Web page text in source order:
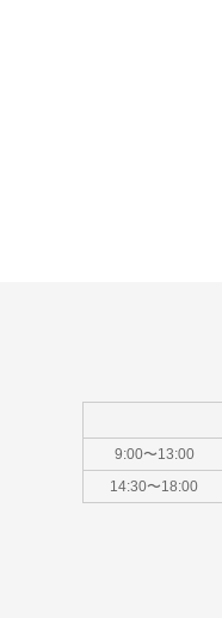
9:00〜13:00
14:30〜18:00